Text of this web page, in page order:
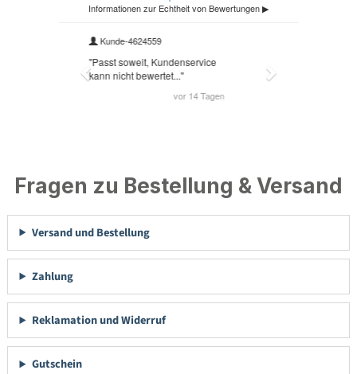
Fragen zu Bestellung & Versand
Versand und Bestellung
Zahlung
Reklamation und Widerruf
Gutschein